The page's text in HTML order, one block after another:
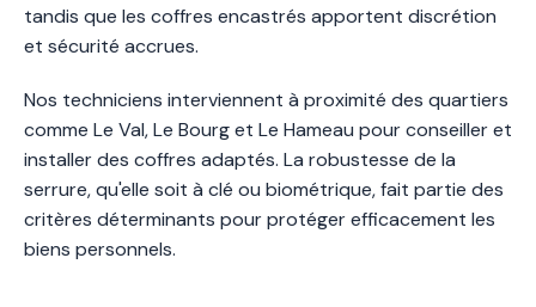
tandis que les coffres encastrés apportent discrétion
et sécurité accrues.
Nos techniciens interviennent à proximité des quartiers
comme Le Val, Le Bourg et Le Hameau pour conseiller et
installer des coffres adaptés. La robustesse de la
serrure, qu'elle soit à clé ou biométrique, fait partie des
critères déterminants pour protéger efficacement les
biens personnels.